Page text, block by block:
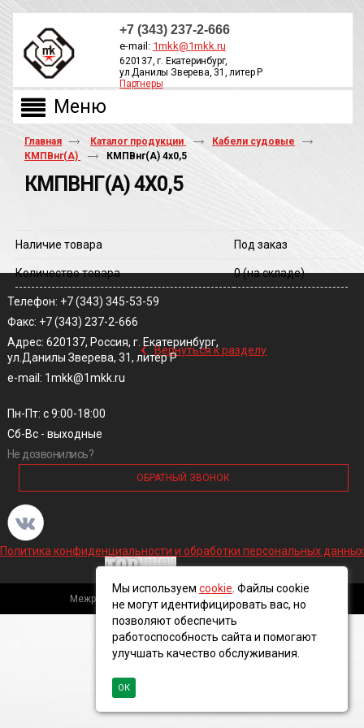
+7 (343) 237-2-666
e-mail: 1mkk@1mkk.ru
620137, г. Екатеринбург,
ул.Данилы Зверева, 31, литер Р
Партнеры
Главная Каталог продукции
Кабели судовые
КМПВнг(А)
КМПВнг(A) 4х0,5
КМПВНГ(A) 4Х0,5
Наличие товара Под заказ
Количество товара 0(на складе)
‹ Вернуться к разделу
Телефон: +7 (343) 345-53-59
Факс: +7 (343) 237-2-666
Адрес: 620137, Россия, г. Екатеринбург,
ул.Данилы Зверева, 31, литер Р
e-mail: 1mkk@1mkk.ru
Пн-Пт: с 9:00-18:00
Сб-Вс - выходные
Не дозвонились?
ОБРАТНЫЙ ЗВОНОК
Политика конфиденциальности и обработки персональных данных
Межрегиональная кабельная компания, 2016 ©
Мы используем cookie . Файлы cookie
не могут идентифицировать вас, но
позволяют обеспечить
работоспособность сайта и помогают
улучшать качество обслуживания.
ОК